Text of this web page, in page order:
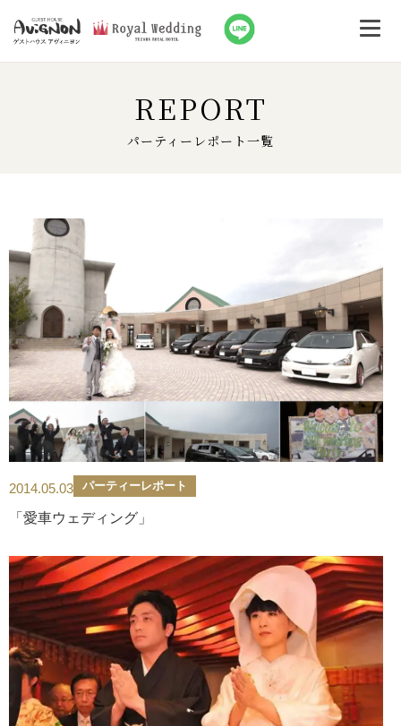
REPORT
パーティーレポート一覧
2014.05.03 パーティーレポート
「愛車ウェディング」